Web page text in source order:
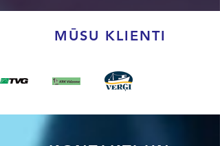
MŪSU KLIENTI